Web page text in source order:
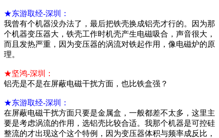
★东游取经-深圳：
我曾有个机器没办法了，最后把铁壳换成铝壳才行的。因为那
个机器变压器大，铁壳工作时机壳产生电磁吸合，声音很大，
而且发热严重，因为变压器的涡流对铁起作用，像电磁炉的原
理。
★坚鸿-深圳：
铝壳是不是在屏蔽电磁干扰方面，也比铁盒强？
★东游取经-深圳：
在屏蔽电磁干扰方面只要是金属盒，一般都差不太多，这里主
要是考虑涡流的作用，选铝壳比较合适。我那个机器是可控硅
整流的才出现这个这个特例，因为变压器体积与频率成反比，